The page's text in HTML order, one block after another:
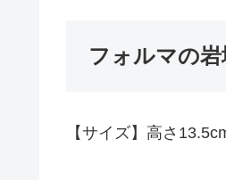
フォルマの
【サイズ】高さ